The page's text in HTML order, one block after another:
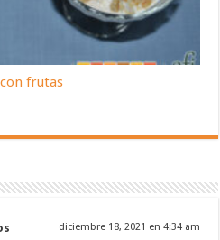
frutas
diciembre 18, 2021 en 4:34 am